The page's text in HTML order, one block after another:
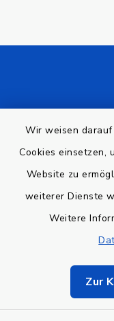
Wir weisen
Cookies einsetzen,
Website zu
weiterer Dienste
Weitere
Zur